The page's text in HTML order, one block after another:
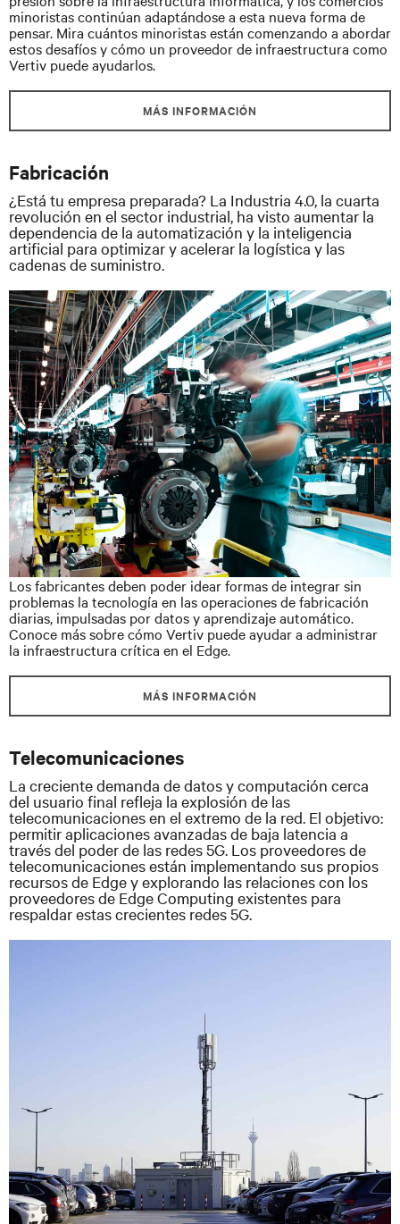
minoristas continúan adaptándose a esta nueva forma de
pensar. Mira cuántos minoristas están comenzando a abordar
estos desafíos y cómo un proveedor de infraestructura como
Vertiv puede ayudarlos.
MÁS INFORMACIÓN
Fabricación
¿Está tu empresa preparada? La Industria 4.0, la cuarta
revolución en el sector industrial, ha visto aumentar la
dependencia de la automatización y la inteligencia
artificial para optimizar y acelerar la logística y las
cadenas de suministro.
Los fabricantes deben poder idear formas de integrar sin
problemas la tecnología en las operaciones de fabricación
diarias, impulsadas por datos y aprendizaje automático.
Conoce más sobre cómo Vertiv puede ayudar a administrar
la infraestructura crítica en el Edge.
MÁS INFORMACIÓN
Telecomunicaciones
La creciente demanda de datos y computación cerca
del usuario final refleja la explosión de las
telecomunicaciones en el extremo de la red. El objetivo:
permitir aplicaciones avanzadas de baja latencia a
través del poder de las redes 5G. Los proveedores de
telecomunicaciones están implementando sus propios
recursos de Edge y explorando las relaciones con los
proveedores de Edge Computing existentes para
respaldar estas crecientes redes 5G.